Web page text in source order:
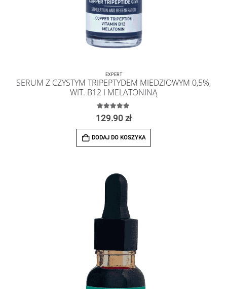
EXPERT
SERUM Z CZYSTYM TRIPEPTYDEM MIEDZIOWYM 0,5%,
WIT. B12 I MELATONINĄ
5.00z 5
129.90 zł
DODAJ DO KOSZYKA